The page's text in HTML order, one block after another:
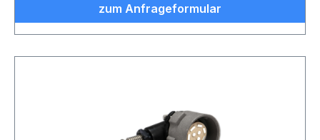
zum Anfrageformular